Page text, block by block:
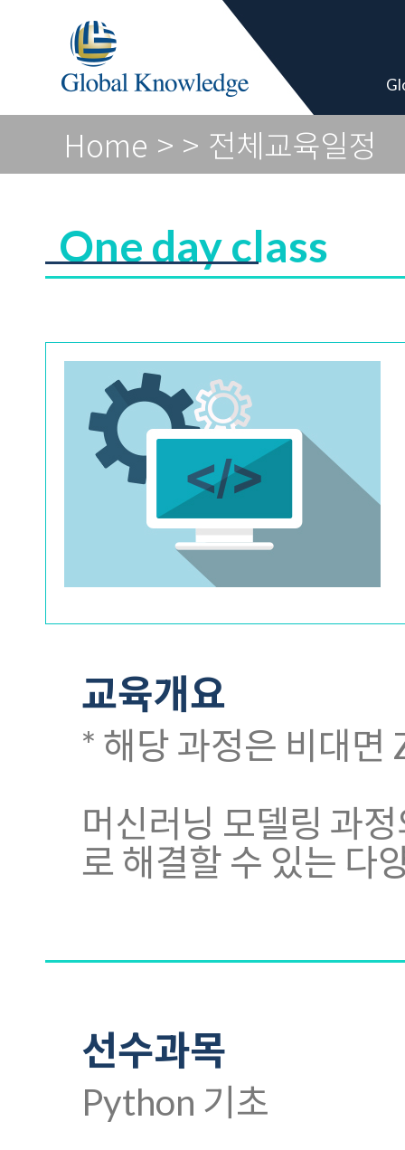
Academy
Home > > 전체교육일정
One day class
교육개요
* 해당 과정은 비대면
머신러닝 모델링 과
로 해결할 수 있는 다
선수과목
Python 기초